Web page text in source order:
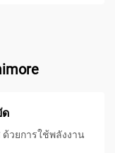
ด
ด้วยการใช้พลังงาน